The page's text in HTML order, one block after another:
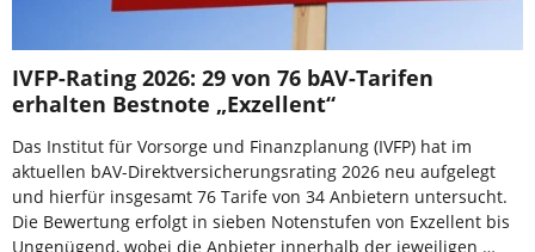
IVFP-Rating 2026: 29 von 76 bAV-Tarifen
erhalten Bestnote „Exzellent“
Das Institut für Vorsorge und Finanzplanung (IVFP) hat im
aktuellen bAV-Direktversicherungsrating 2026 neu aufgelegt
und hierfür insgesamt 76 Tarife von 34 Anbietern untersucht.
Die Bewertung erfolgt in sieben Notenstufen von Exzellent bis
Ungenügend, wobei die Anbieter innerhalb der jeweiligen …